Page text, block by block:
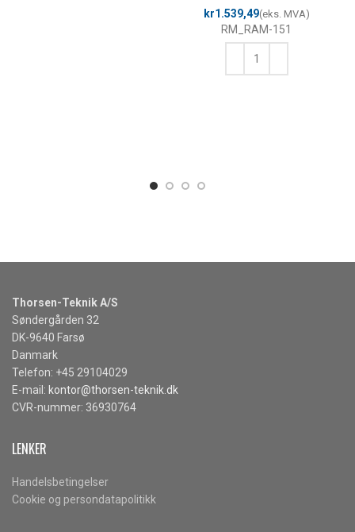
kr
RM_RAM-151
Thorsen-Teknik A/S
Søndergården 32
DK-9640 Farsø
Danmark
Telefon: +45 29104029
E-mail: kontor@thorsen-teknik.dk
CVR-nummer: 36930764
LENKER
Handelsbetingelser
Cookie og persondatapolitikk